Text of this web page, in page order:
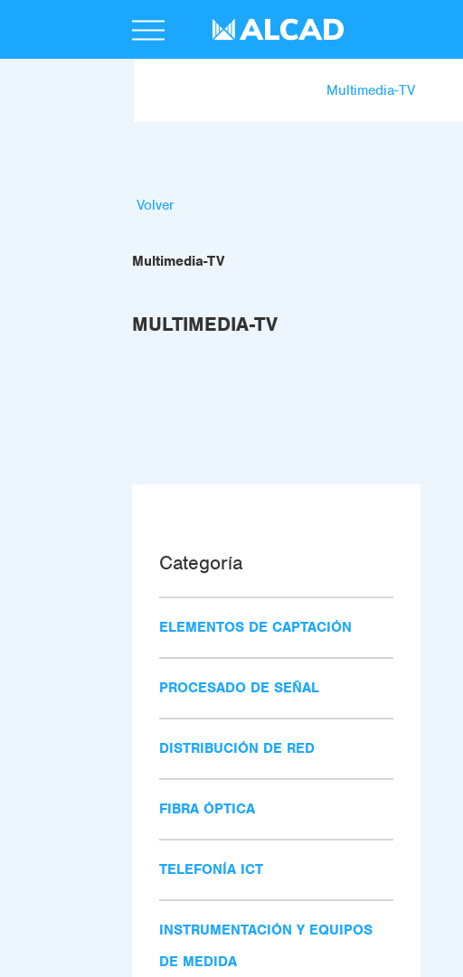
Multimedia-TV
Volver
Multimedia-TV
MULTIMEDIA-TV
Categoría
ELEMENTOS DE CAPTACIÓN
PROCESADO DE SEÑAL
DISTRIBUCIÓN DE RED
FIBRA ÓPTICA
TELEFONÍA ICT
INSTRUMENTACIÓN Y EQUIPOS
DE MEDIDA